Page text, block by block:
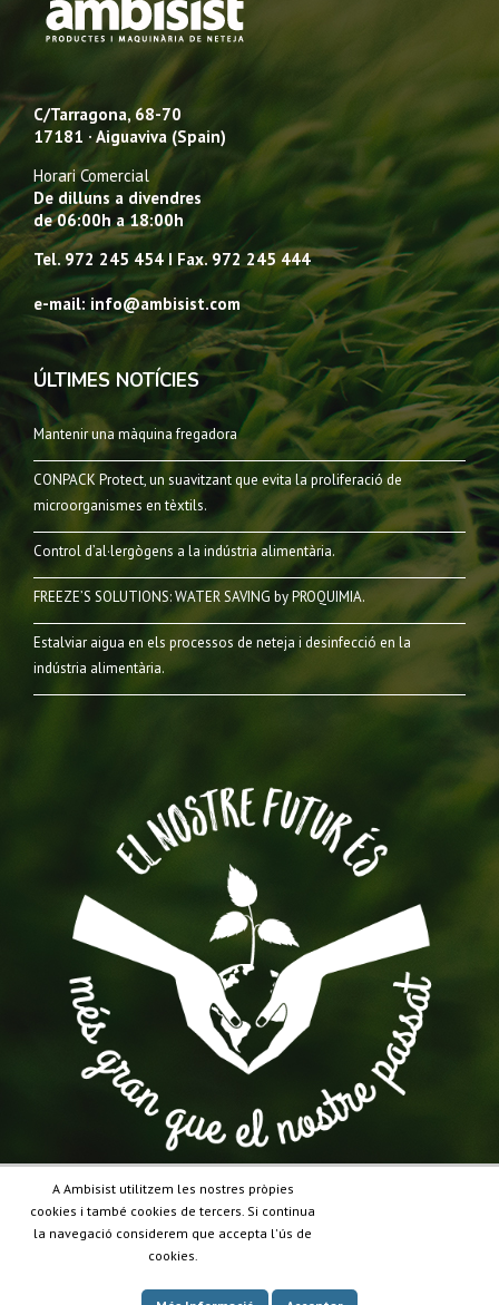
C/Tarragona, 68-70
17181 · Aiguaviva (Spain)
Horari Comercial
De dilluns a divendres
de 06:00h a 18:00h
Tel. 972 245 454 I Fax. 972 245 444
e-mail: info@ambisist.com
ÚLTIMES NOTÍCIES
Mantenir una màquina fregadora
CONPACK Protect, un suavitzant que evita la proliferació de
microorganismes en tèxtils.
Control d’al·lergògens a la indústria alimentària.
FREEZE’S SOLUTIONS: WATER SAVING by PROQUIMIA.
Estalviar aigua en els processos de neteja i desinfecció en la
indústria alimentària.
A Ambisist utilitzem les nostres pròpies
cookies i també cookies de tercers. Si continua
la navegació considerem que accepta l'ús de
cookies.